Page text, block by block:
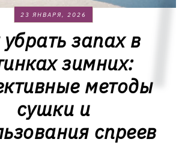
23 ЯНВАРЯ, 2026
запах в
зимних:
методы
сушки и
спреев